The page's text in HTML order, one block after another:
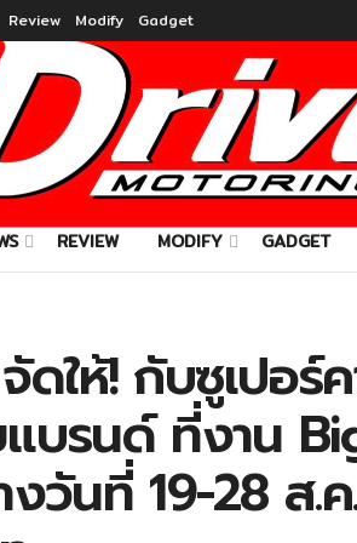
Review Modify Gadget
REVIEW MODIFY GADGET
ดให้! กับซูเปอ
บรนด์ ที่งาน
งวันที่ 19-28 ส